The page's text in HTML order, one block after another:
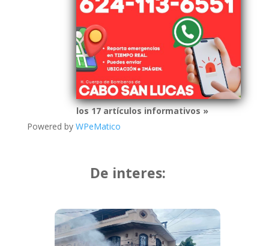
los 17 artículos informativos »
Powered by WPeMatico
De interes: